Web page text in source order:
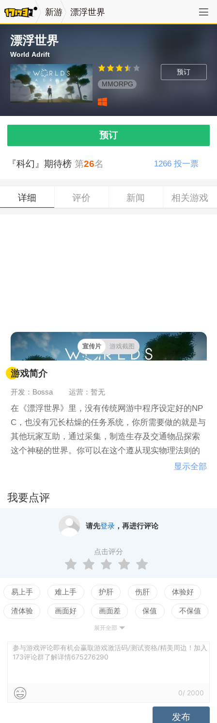
新游 漂浮世界
漂浮世界
World Adrift
预订
MMORPG
预订
『科幻』期待榜 第26名 1266 投一票
详细 评价 新闻 相关游戏
宣传片 游戏截图
游戏简介
开发：Bossa 运营：暂无
在《漂浮世界》里，没有传统网游中程序设定好的NP
C，也没有冗长枯燥的任务系统，你所需要做的就是与
其他玩家互助，通过采集，制造生存及交通物品探索
这个神秘的世界。你可以在这个遵从现实物理法则的
奇幻世界里，通过飞绳或滑翔翼飞翔在享受最真实的
显示全部
我要点评
请先登录，再进行评论
点击评分
易上手 难上手 护肝 伤肝 体验好
渣体验 画面好 画面差 保值 不保值
测试
引导清晰 引导混乱 平衡佳 平衡差
展开全部
参与游戏评论即有机会赢取游戏激活码/测试资格/精美周边！加入
173评论群了解详情675276290
0/ 2000
发布